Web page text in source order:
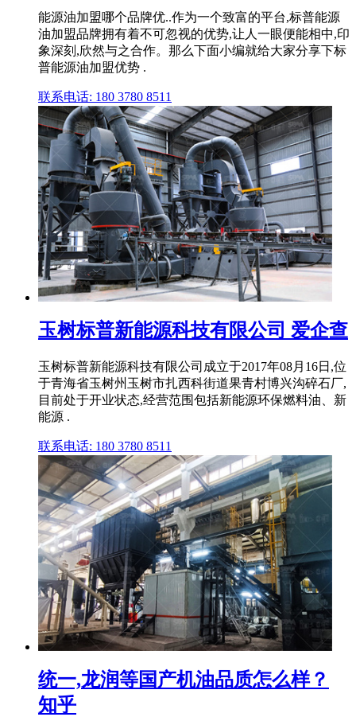
能源油加盟哪个品牌优..作为一个致富的平台,标普能源
油加盟品牌拥有着不可忽视的优势,让人一眼便能相中,印
象深刻,欣然与之合作。那么下面小编就给大家分享下标
普能源油加盟优势 .
联系电话: 180 3780 8511
玉树标普新能源科技有限公司 爱企查
玉树标普新能源科技有限公司成立于2017年08月16日,位
于青海省玉树州玉树市扎西科街道果青村博兴沟碎石厂,
目前处于开业状态,经营范围包括新能源环保燃料油、新
能源 .
联系电话: 180 3780 8511
统一,龙润等国产机油品质怎么样？
知乎